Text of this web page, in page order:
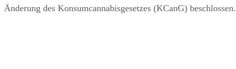
Änderung des Konsumcannabisgesetzes (KCanG) beschlossen.